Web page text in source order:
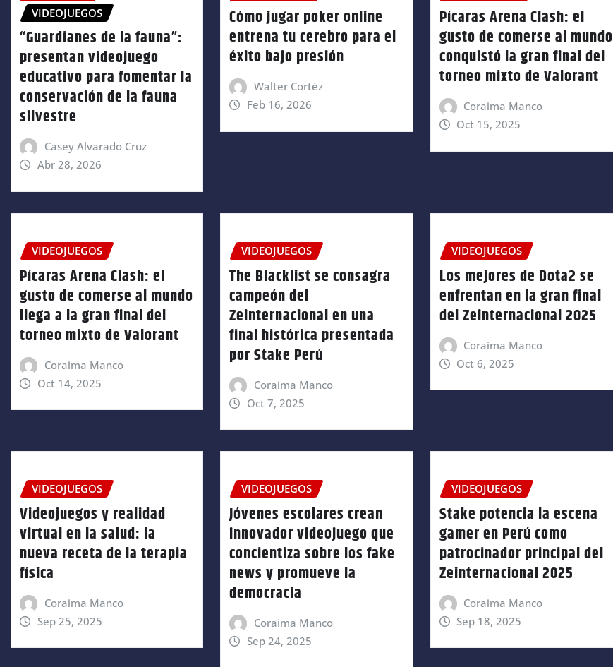
VIDEOJUEGOS
“Guardianes de la fauna”:
presentan videojuego
educativo para fomentar la
conservación de la fauna
silvestre
Casey Alvarado Cruz
Abr 28, 2026
Cómo jugar poker online
entrena tu cerebro para el
éxito bajo presión
Walter Cortéz
Feb 16, 2026
Pícaras Arena Clash: el
gusto de comerse al mundo
conquistó la gran final del
torneo mixto de Valorant
Coraima Manco
Oct 15, 2025
VIDEOJUEGOS
Pícaras Arena Clash: el
gusto de comerse al mundo
llega a la gran final del
torneo mixto de Valorant
Coraima Manco
Oct 14, 2025
VIDEOJUEGOS
The Blacklist se consagra
campeón del
Zeinternacional en una
final histórica presentada
por Stake Perú
Coraima Manco
Oct 7, 2025
VIDEOJUEGOS
Los mejores de Dota2 se
enfrentan en la gran final
del Zeinternacional 2025
Coraima Manco
Oct 6, 2025
VIDEOJUEGOS
Videojuegos y realidad
virtual en la salud: la
nueva receta de la terapia
física
Coraima Manco
Sep 25, 2025
VIDEOJUEGOS
Jóvenes escolares crean
innovador videojuego que
concientiza sobre los fake
news y promueve la
democracia
Coraima Manco
Sep 24, 2025
VIDEOJUEGOS
Stake potencia la escena
gamer en Perú como
patrocinador principal del
Zeinternacional 2025
Coraima Manco
Sep 18, 2025